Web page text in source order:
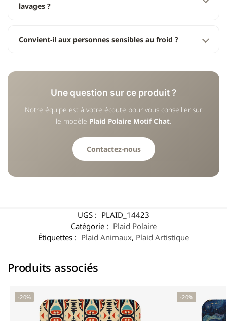
lavages ?
Convient-il aux personnes sensibles au froid ?
Une question sur ce produit ?
Notre équipe est à votre écoute pour vous conseiller sur
le modèle Plaid Polaire Motif Chat.
Contactez-nous
UGS : PLAID_14423
Catégorie : Plaid Polaire
Étiquettes : Plaid Animaux, Plaid Artistique
Produits associés
-20% -20%